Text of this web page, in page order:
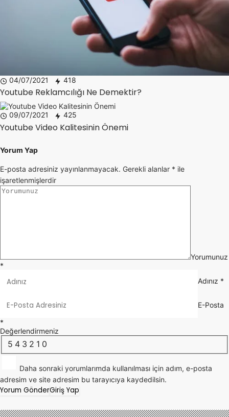
04/07/2021 418
Youtube Reklamcılığı Ne Demektir?
09/07/2021 425
Youtube Video Kalitesinin Önemi
Yorum Yap
E-posta adresiniz yayınlanmayacak. Gerekli alanlar * ile
işaretlenmişlerdir
Yorumunuz
*
Adınız *
E-Posta
*
Değerlendirmeniz
5 4 3 2 1 0
Daha sonraki yorumlarımda kullanılması için adım, e-posta
adresim ve site adresim bu tarayıcıya kaydedilsin.
Yorum GönderGiriş Yap